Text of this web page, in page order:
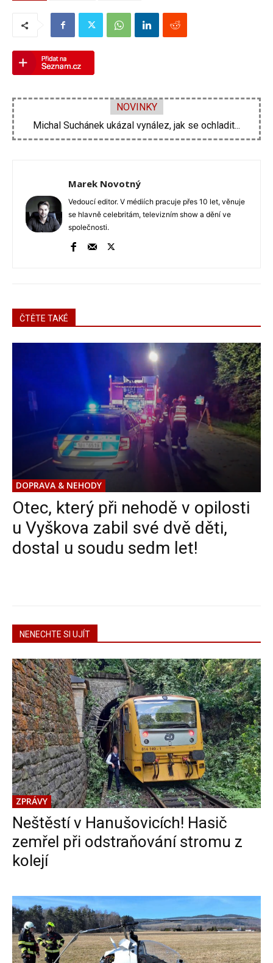
NOVINKY
Michal Suchánek ukázal vynález, jak se ochladit...
Velká proměna Pavla Šporcla za pouhé tři...
Marek Novotný
Vedoucí editor. V médiích pracuje přes 10 let, věnuje
se hlavně celebritám, televizním show a dění ve
společnosti.
ČTĚTE TAKÉ
DOPRAVA & NEHODY
Otec, který při nehodě v opilosti
u Vyškova zabil své dvě děti,
dostal u soudu sedm let!
NENECHTE SI UJÍT
ZPRÁVY
Neštěstí v Hanušovicích! Hasič
zemřel při odstraňování stromu z
kolejí